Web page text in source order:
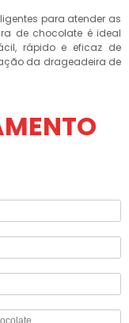
para atender as
de chocolate é ideal
rápido e eficaz de
da drageadeira de